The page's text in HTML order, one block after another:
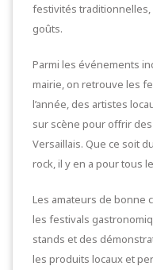
festivités traditionnelles,
goûts.
Parmi les événements
mairie, on retrouve les
l’année, des artistes
sur scène pour offrir
Versaillais. Que ce soit
rock, il y en a pour tous
Les amateurs de bonne
les festivals
stands et des
les produits locaux et